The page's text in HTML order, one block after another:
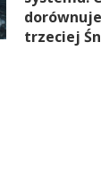
trzeciej